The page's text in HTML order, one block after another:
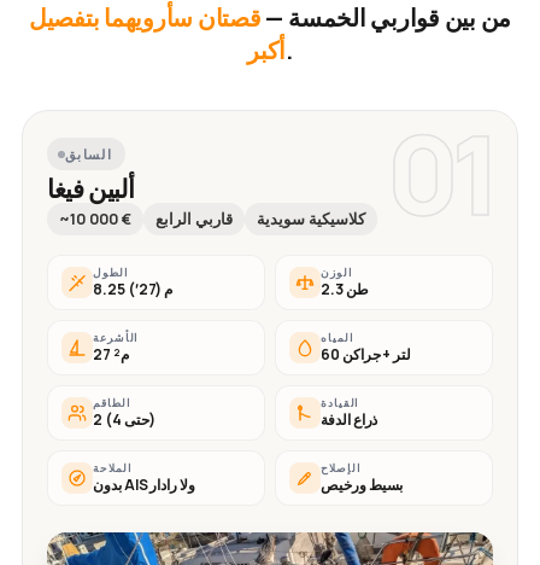
من بين قواربي الخمسة —قصتان سأرويهما بتفصيل
أكبر.
01 السابق
ألبين فيغا
~10 000 € قاربي الرابع كلاسيكية سويدية
الطول
8.25 م (27′)
الوزن
2.3 طن
الأشرعة
27 م²
المياه
60 لتر + جراكن
الطاقم
2 (حتى 4)
القيادة
ذراع الدفة
الملاحة
بدون AIS ولا رادار
الإصلاح
بسيط ورخيص